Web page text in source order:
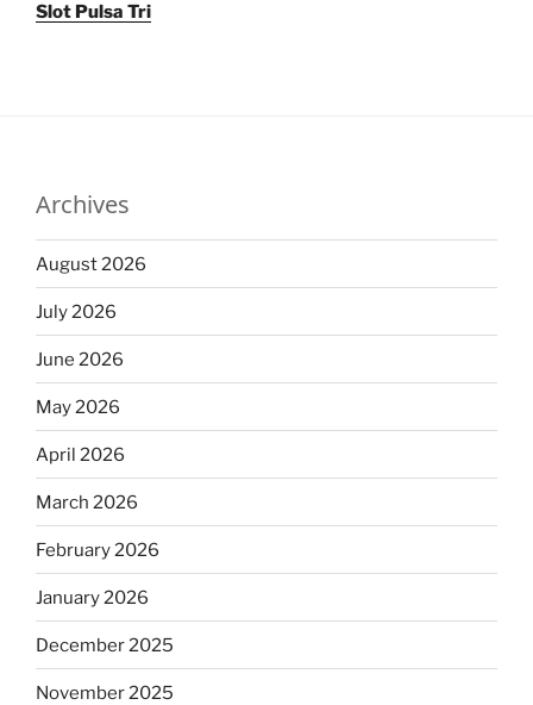
Slot Pulsa Tri
Archives
August 2026
July 2026
June 2026
May 2026
April 2026
March 2026
February 2026
January 2026
December 2025
November 2025